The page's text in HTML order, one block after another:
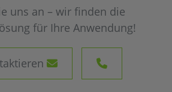
uns an – wir finden die
für Ihre Anwendung!